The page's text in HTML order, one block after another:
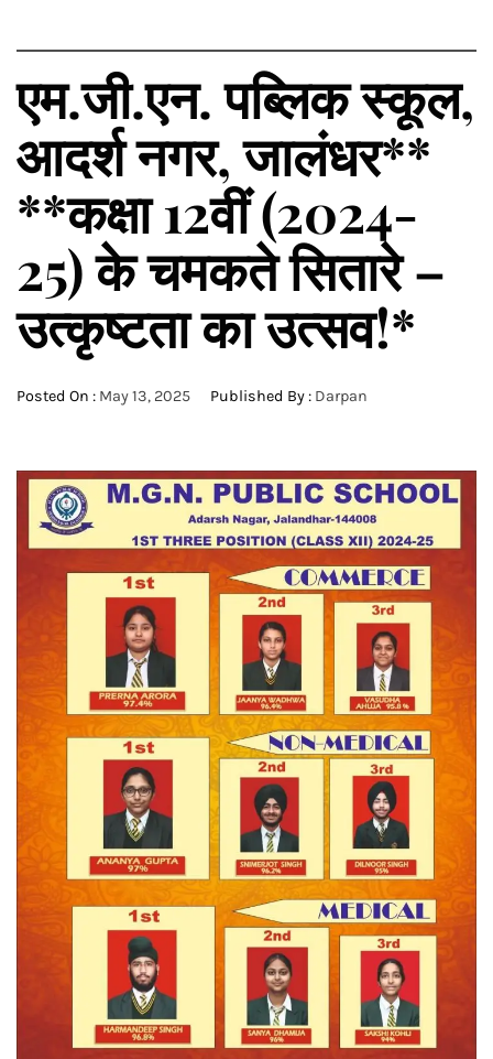
एम.जी.एन. पब्लिक स्कूल,
आदर्श नगर, जालंधर**
**कक्षा 12वीं (2024-
25) के चमकते सितारे –
उत्कृष्टता का उत्सव!*
Posted On : May 13, 2025 Published By : Darpan